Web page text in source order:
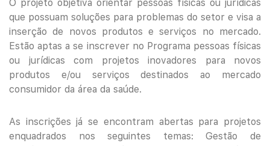
O projeto objetiva orientar pessoas físicas ou jurídicas
que possuam soluções para problemas do setor e visa a
inserção de novos produtos e serviços no mercado.
Estão aptas a se inscrever no Programa pessoas físicas
ou jurídicas com projetos inovadores para novos
produtos e/ou serviços destinados ao mercado
consumidor da área da saúde.
As inscrições já se encontram abertas para projetos
enquadrados nos seguintes temas: Gestão de